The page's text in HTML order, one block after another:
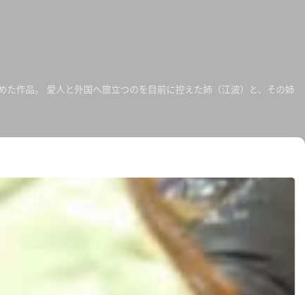
作品。 愛人と外国へ旅立つのを目前に控えた姉（江波）と、その姉